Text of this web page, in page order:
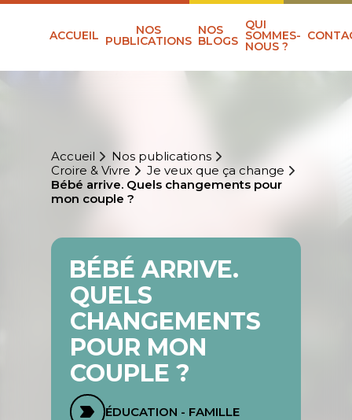
ACCUEIL NOS
PUBLICATIONS
NOS
BLOGS
QUI
SOMMES-
NOUS ?
Accueil
Nos publications
Croire & Vivre
Je veux que ça change
Bébé arrive. Quels changements pour
mon couple ?
BÉBÉ ARRIVE.
QUELS
CHANGEMENTS
POUR MON
COUPLE ?
ÉDUCATION - FAMILLE